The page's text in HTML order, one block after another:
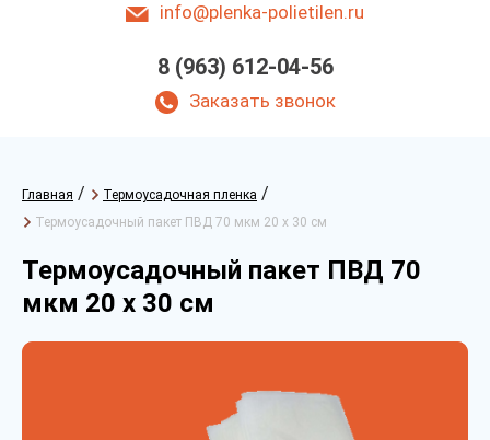
info@plenka-polietilen.ru
8 (963) 612-04-56
Заказать звонок
Главная / Термоусадочная пленка /
Термоусадочный пакет ПВД 70 мкм 20 х 30 см
Термоусадочный пакет ПВД 70
мкм 20 х 30 см